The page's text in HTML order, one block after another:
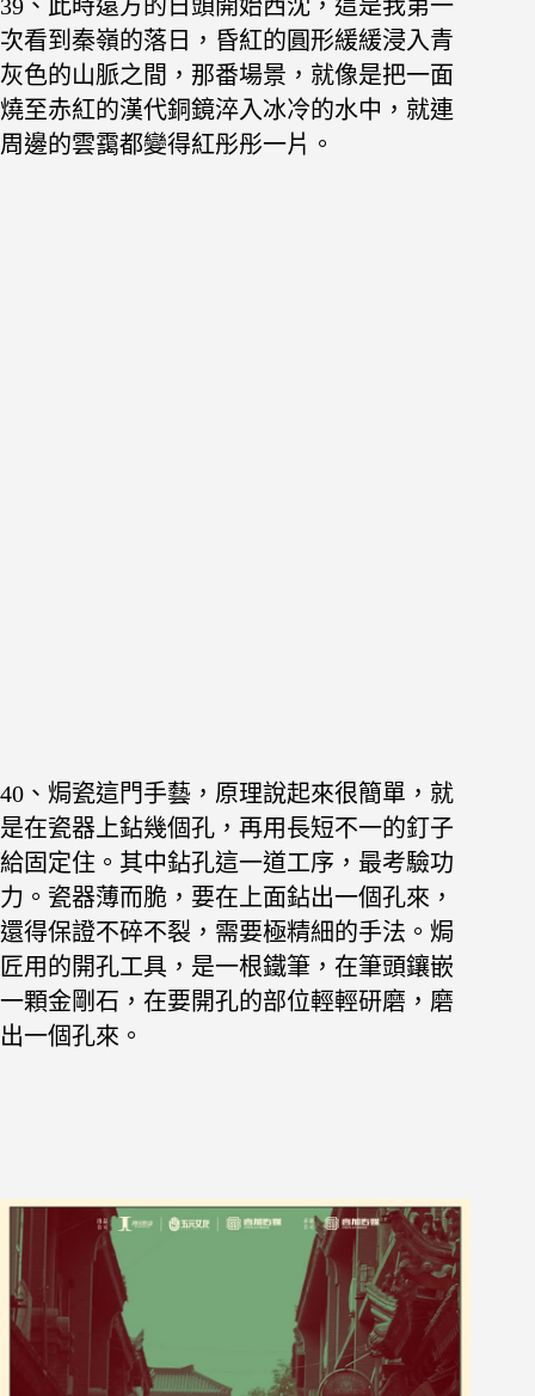
39、此時遠方的日頭開始西沈，這是我第一
次看到秦嶺的落日，昏紅的圓形緩緩浸入青
灰色的山脈之間，那番場景，就像是把一面
燒至赤紅的漢代銅鏡淬入冰冷的水中，就連
周邊的雲靄都變得紅彤彤一片。
40、焗瓷這門手藝，原理說起來很簡單，就
是在瓷器上鉆幾個孔，再用長短不一的釘子
給固定住。其中鉆孔這一道工序，最考驗功
力。瓷器薄而脆，要在上面鉆出一個孔來，
還得保證不碎不裂，需要極精細的手法。焗
匠用的開孔工具，是一根鐵筆，在筆頭鑲嵌
一顆金剛石，在要開孔的部位輕輕研磨，磨
出一個孔來。